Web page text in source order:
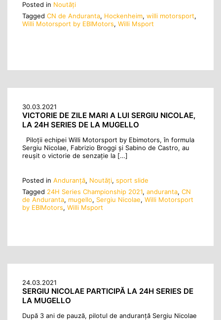
Posted in Noutăţi
Tagged CN de Anduranta, Hockenheim, willi motorsport,
Willi Motorsport by EBIMotors, Willi Msport
30.03.2021
VICTORIE DE ZILE MARI A LUI SERGIU NICOLAE,
LA 24H SERIES DE LA MUGELLO
Piloții echipei Willi Motorsport by Ebimotors, în formula
Sergiu Nicolae, Fabrizio Broggi și Sabino de Castro, au
reușit o victorie de senzație la […]
Posted in Anduranţă, Noutăţi, sport slide
Tagged 24H Series Championship 2021, anduranta, CN
de Anduranta, mugello, Sergiu Nicolae, Willi Motorsport
by EBIMotors, Willi Msport
24.03.2021
SERGIU NICOLAE PARTICIPĂ LA 24H SERIES DE
LA MUGELLO
După 3 ani de pauză, pilotul de anduranță Sergiu Nicolae